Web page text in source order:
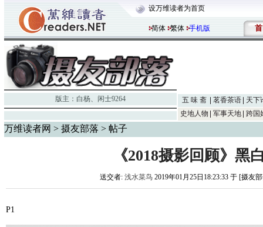
设万维读者为首页
简体 繁体 手机版 首
版主： 白杨、 闲士9264 五 味 斋 茗香茶语
天下
史地人物
军事天地 跨国
万维读者网 > 摄友部落 > 帖子
《2018摄影回顾》黑
送交者: 浅水菜鸟2019年01月25日18:23:33 于 [摄友
P1